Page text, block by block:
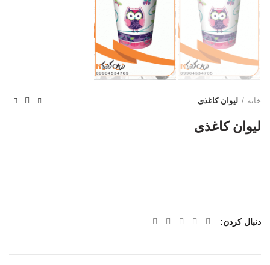
خانه لیوان کاغذی
لیوان کاغذی
دنبال کردن